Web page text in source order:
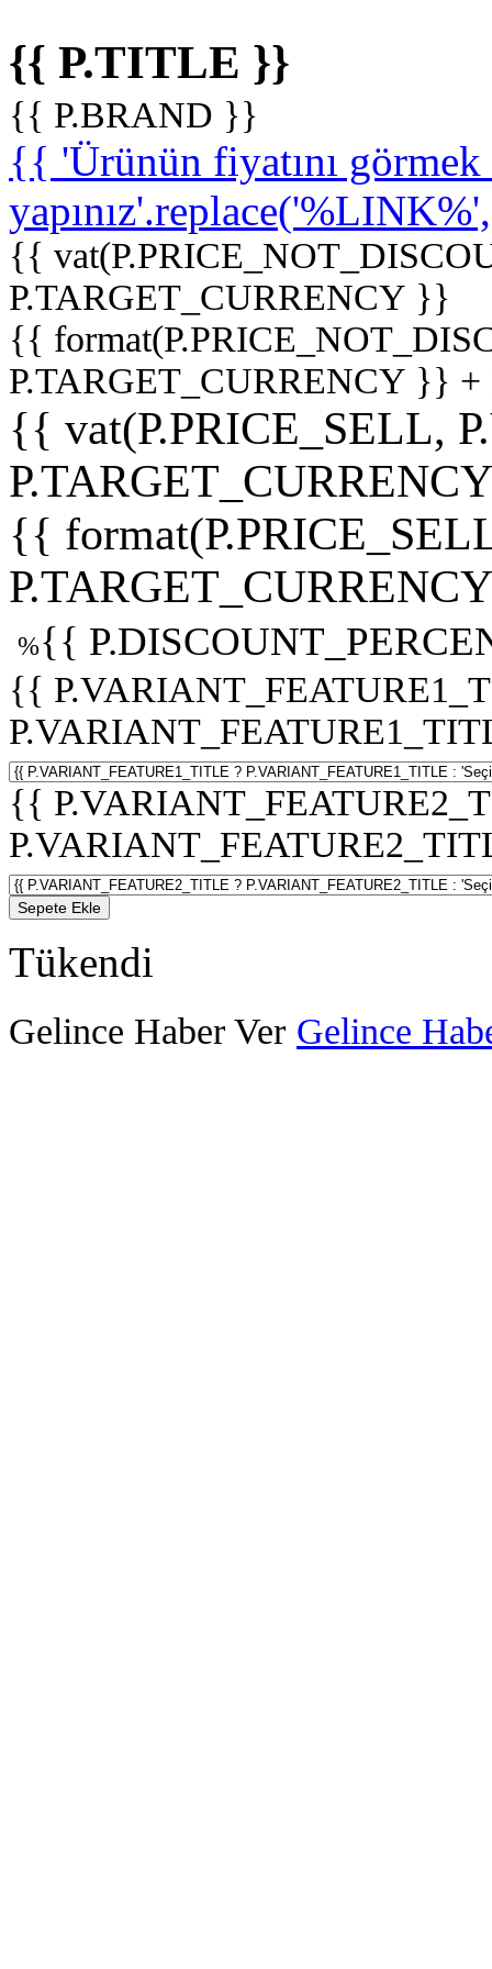
{{ P.TITLE }}
{{ P.BRAND }}
{{ 'Ürünün fiyatını
{{
P.TARGET_CURRENCY }}
{{
P.TARGET_CURRENCY }}
{{ vat(P.PRICE_SELL,
{{
%{{
{{
{{
Sepete Ekle
Tükendi
Gelince Haber Ver Gelince